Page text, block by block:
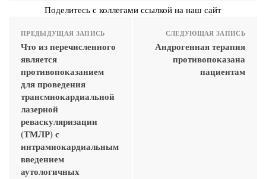
Поделитесь с коллегами ссылкой на наш сайт
ПРЕДЫДУЩАЯ ЗАПИСЬ
Что из перечисленного
является
противопоказанием
для проведения
трансмиокардиальной
лазерной
реваскуляризации
(ТМЛР) с
интрамиокардиальным
введением
аутологичных
СЛЕДУЮЩАЯ ЗАПИСЬ
Андрогенная терапия
противопоказана
пациентам